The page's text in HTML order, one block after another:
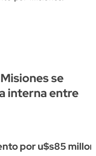
se
interna entre
por u$s85